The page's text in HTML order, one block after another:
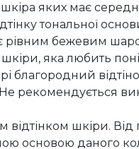
яких має
тональної
рівним бежевим
яка любить
благородний
рекомендується
відтінком шкіри.
основою даного